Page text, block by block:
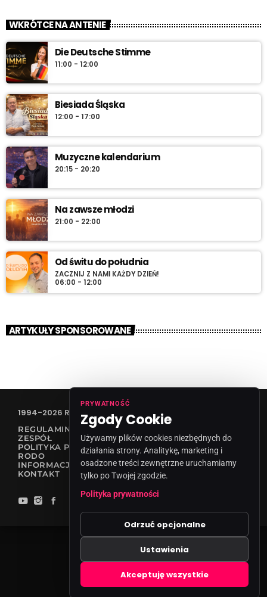
WKRÓTCE NA ANTENIE
Die Deutsche Stimme
11:00 - 12:00
Biesiada Śląska
12:00 - 17:00
Muzyczne kalendarium
20:15 - 20:20
Na zawsze młodzi
21:00 - 22:00
Od świtu do południa
ZACZNIJ Z NAMI KAŻDY DZIEŃ!
06:00 - 12:00
ARTYKUŁY SPONSOROWANE
1994-2026 RADIO VANESSA SPÓŁKA Z O.O
REGULAMIN KONKURSÓW
ZESPÓŁ
POLITYKA PRYWATNOŚCI
RODO
INFORMACJA O NADAWCY
KONTAKT
PRYWATNOŚĆ
Zgody Cookie
Używamy plików cookies niezbędnych do
działania strony. Analitykę, marketing i
osadzone treści zewnętrzne uruchamiamy
tylko po Twojej zgodzie.
Polityka prywatności
Odrzuć opcjonalne
Ustawienia
Akceptuję wszystkie
Zgody cookies